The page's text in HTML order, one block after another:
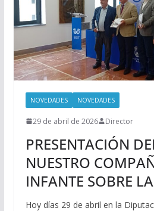
NOVEDADES NOVEDADES
29 de abril de 2026 Director
PRESENTACIÓN
NUESTRO
INFANTE SOBRE
Hoy días 29 de abril en la